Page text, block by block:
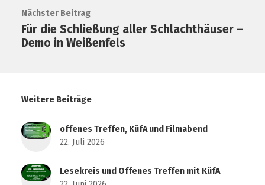
Nächster Beitrag
Für die Schließung aller Schlachthäuser –
Demo in Weißenfels
Weitere Beiträge
offenes Treffen, KüfA und Filmabend
22. Juli 2026
Lesekreis und Offenes Treffen mit KüfA